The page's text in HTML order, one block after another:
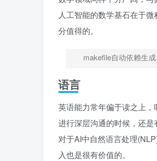
人工智能的数学基石在于
分值得的。
makefile自动依赖生成
语言
英语能力常年偏于读之上
进行深层沟通的时候，还是
对于AI中自然语言处理
入也是很有价值的。